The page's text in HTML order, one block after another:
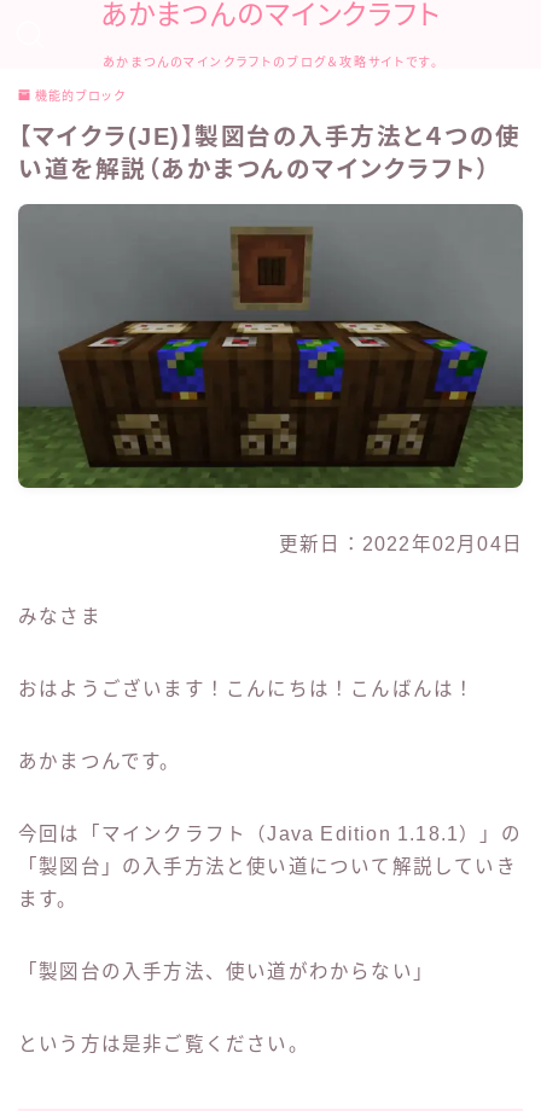
あかまつんのマインクラフト
あかまつんのマインクラフトのブログ＆攻略サイトです。
機能的ブロック
【マイクラ(JE)】製図台の入手方法と４つの使
い道を解説（あかまつんのマインクラフト）
更新日：2022年02月04日
みなさま
おはようございます！こんにちは！こんばんは！
あかまつんです。
今回は「マインクラフト（Java Edition 1.18.1）」の
「製図台」の入手方法と使い道について解説していき
ます。
「製図台の入手方法、使い道がわからない」
という方は是非ご覧ください。